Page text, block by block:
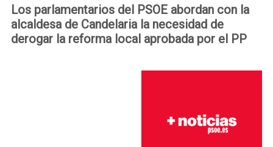
Los parlamentarios del PSOE abordan con la
alcaldesa de Candelaria la necesidad de
derogar la reforma local aprobada por el PP